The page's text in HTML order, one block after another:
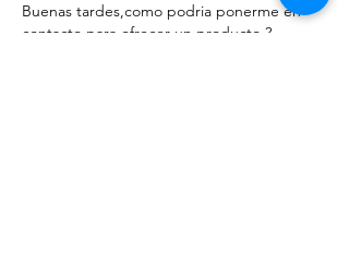
Buenas tardes,como podria ponerme en
contacto para ofrecer un producto ?